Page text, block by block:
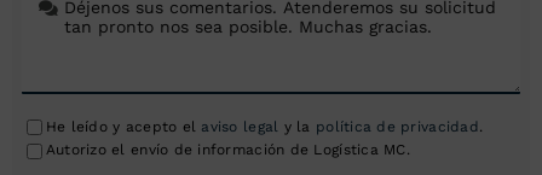
He leído y acepto el aviso legal y la política de privacidad.
Autorizo el envío de información de Logística MC.